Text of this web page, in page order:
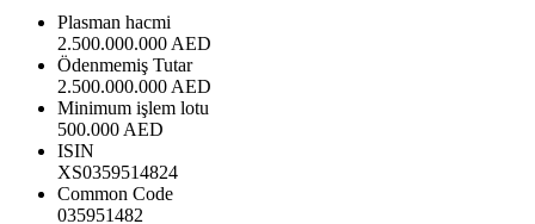
Plasman hacmi
2.500.000.000 AED
Ödenmemiş Tutar
2.500.000.000 AED
Minimum işlem lotu
500.000 AED
ISIN
XS0359514824
Common Code
035951482